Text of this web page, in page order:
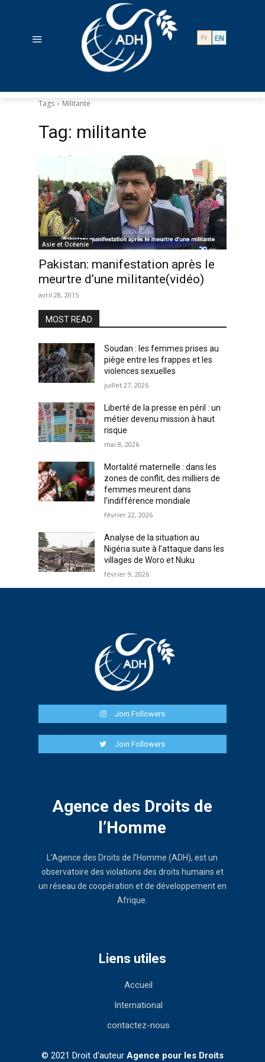
Tags Militante
Tag: militante
Asie et Océanie
Pakistan: manifestation après le
meurtre d’une militante(vidéo)
avril 28, 2015
MOST READ
Soudan : les femmes prises au
piège entre les frappes et les
violences sexuelles
juillet 27, 2026
Liberté de la presse en péril : un
métier devenu mission à haut
risque
mai 8, 2026
Mortalité maternelle : dans les
zones de conflit, des milliers de
femmes meurent dans
l’indifférence mondiale
février 22, 2026
Analyse de la situation au
Nigéria suite à l’attaque dans les
villages de Woro et Nuku
février 9, 2026
Join Followers
Join Followers
Agence des Droits de
l’Homme
L’Agence des Droits de l’Homme (ADH), est un
observatoire des violations des droits humains et
un réseau de coopération et de développement en
Afrique.
Liens utiles
Accueil
International
contactez-nous
© 2021 Droit d'auteur Agence pour les Droits